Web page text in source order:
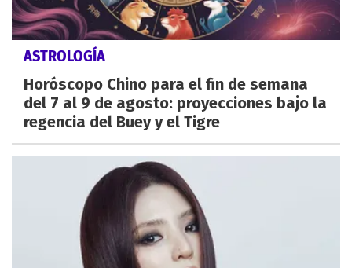
ASTROLOGÍA
Horóscopo Chino para el fin de semana
del 7 al 9 de agosto: proyecciones bajo la
regencia del Buey y el Tigre